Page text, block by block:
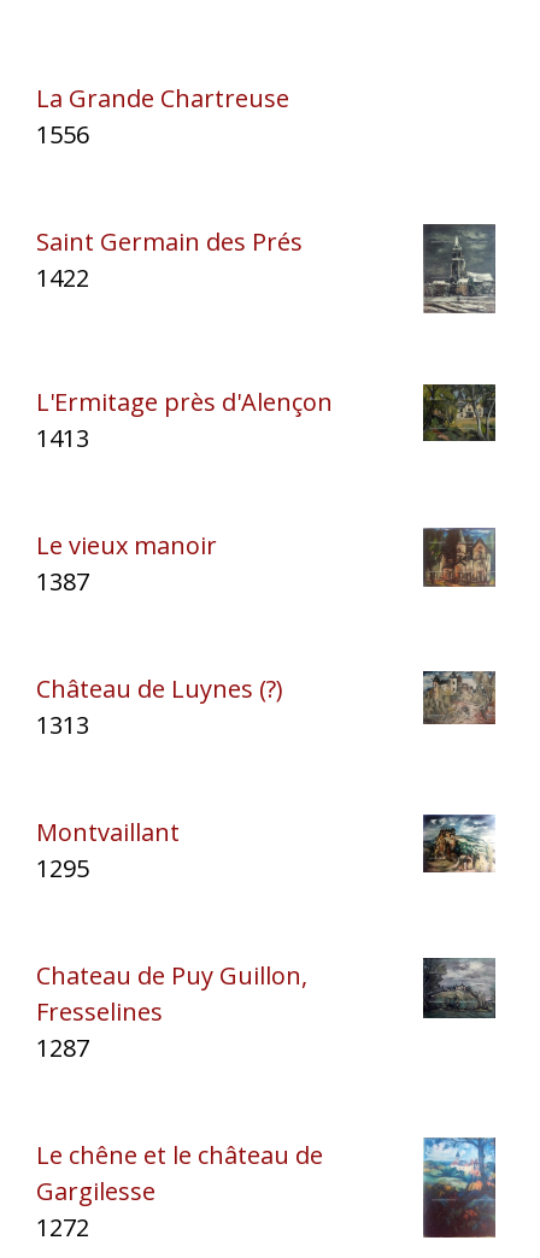
La Grande Chartreuse
1556
Saint Germain des Prés
1422
L'Ermitage près d'Alençon
1413
Le vieux manoir
1387
Château de Luynes (?)
1313
Montvaillant
1295
Chateau de Puy Guillon,
Fresselines
1287
Le chêne et le château de
Gargilesse
1272